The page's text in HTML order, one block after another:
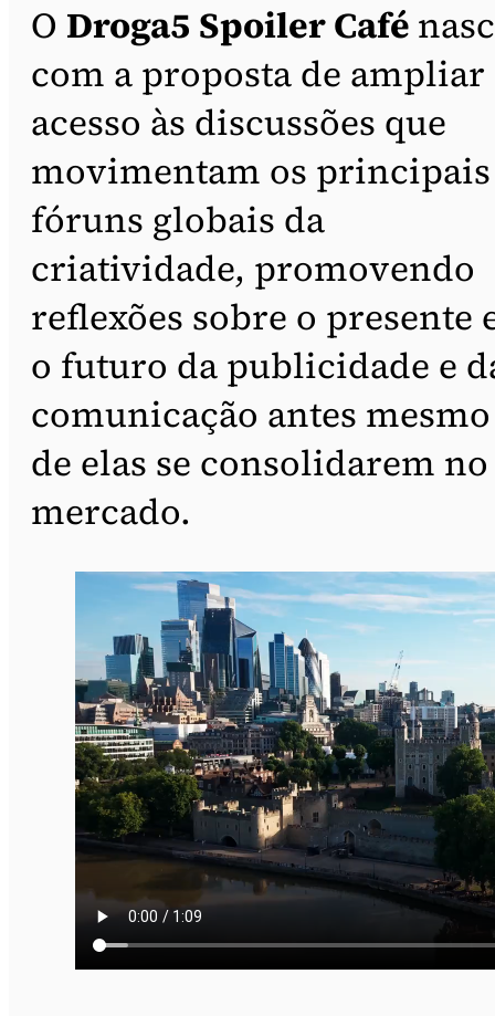
O Droga5 Spoiler Café
com a proposta de ampliar
acesso às discussões que
movimentam os principais
fóruns globais da
criatividade, promovendo
reflexões sobre o presente
o futuro da publicidade e
comunicação antes mesmo
de elas se consolidarem no
mercado.